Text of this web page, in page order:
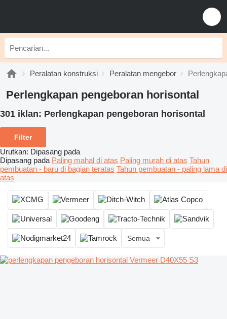
Peralatan konstruksi Peralatan mengebor
Perlengkapan pengeboran horisontal
301 iklan: Perlengkapan pengeboran horisontal
Filter
Urutkan: Dipasang pada
Dipasang pada Paling mahal di atas Paling murah di atas Tahun
pembuatan - baru di bagian teratas Tahun pembuatan - paling lama di
atas
Semua